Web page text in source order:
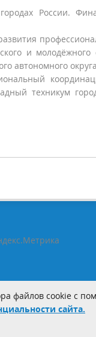
России.
и молодёжного
автономного
техникум
файлов cookie с
сайта.